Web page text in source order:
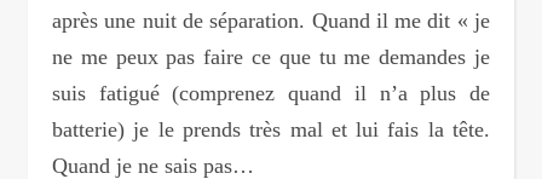
après une nuit de séparation. Quand il me dit « je
ne me peux pas faire ce que tu me demandes je
suis fatigué (comprenez quand il n’a plus de
batterie) je le prends très mal et lui fais la tête.
Quand je ne sais pas…